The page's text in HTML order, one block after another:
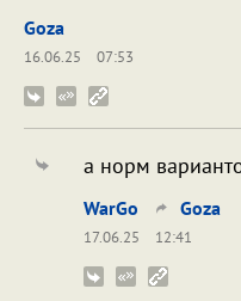
Goza
16.06.25
07:53
а норм
WarGo Goza
17.06.25
12:41